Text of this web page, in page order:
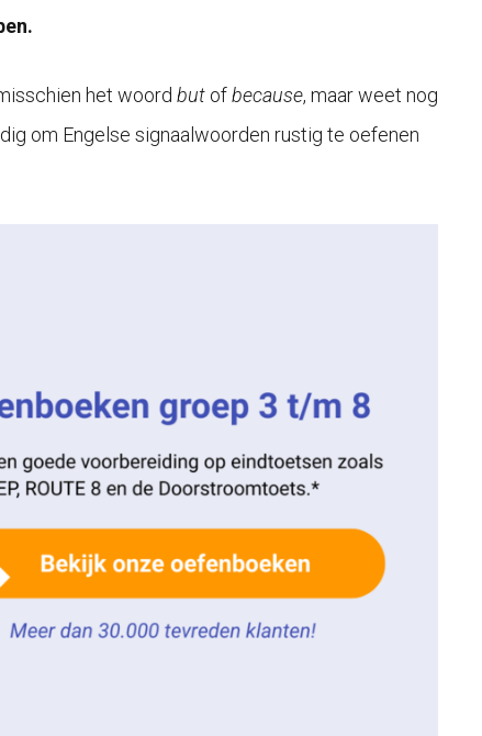
het woord butofbecause, maar weet nog
om Engelse signaalwoorden rustig te oefenen